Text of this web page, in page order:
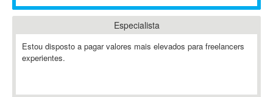
Ableton
Ableton Push
Abstract
Especialista
Estou disposto a pagar valores mais elevados para freelancers
experientes.